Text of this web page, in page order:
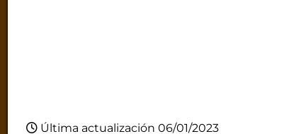
Última actualización 06/01/2023